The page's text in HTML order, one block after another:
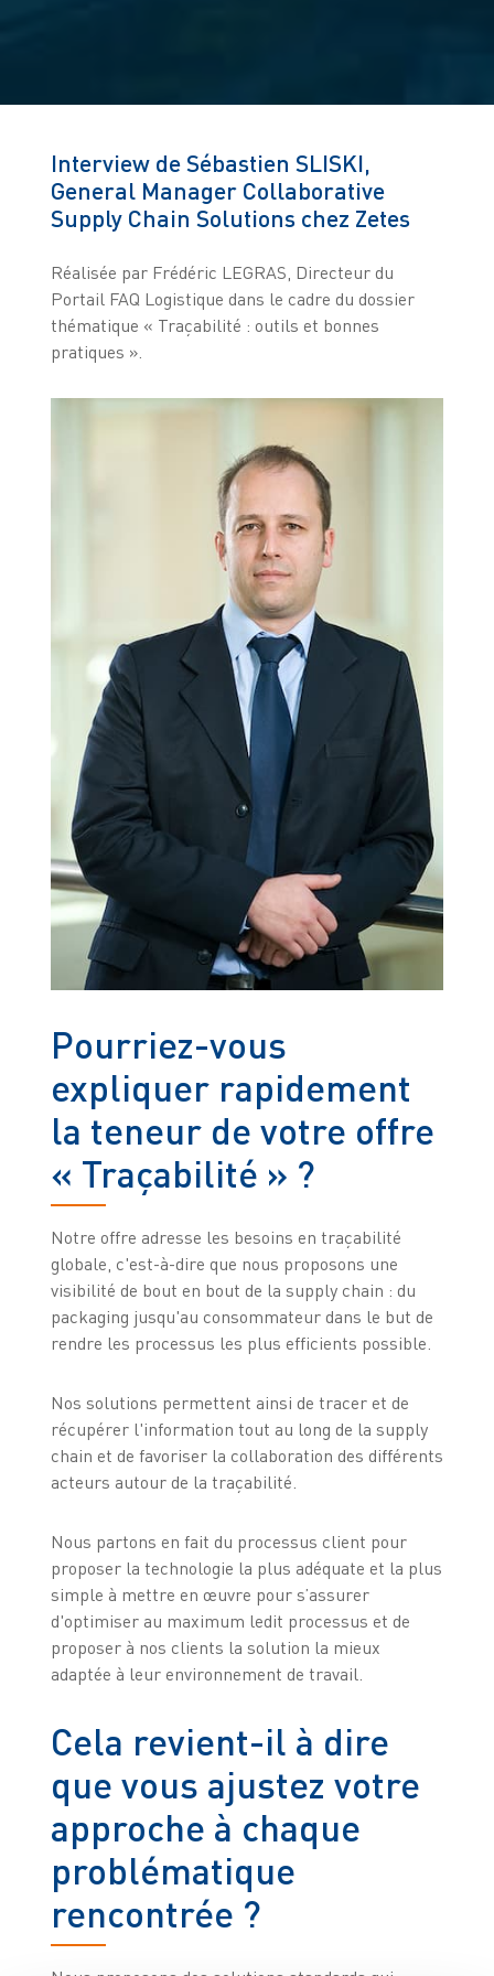
Interview de Sébastien SLISKI,
General Manager Collaborative
Supply Chain Solutions chez Zetes
Réalisée par Frédéric LEGRAS, Directeur du
Portail FAQ Logistique dans le cadre du dossier
thématique « Traçabilité : outils et bonnes
pratiques ».
Pourriez-vous
expliquer rapidement
la teneur de votre offre
« Traçabilité » ?
Notre offre adresse les besoins en traçabilité
globale, c'est-à-dire que nous proposons une
visibilité de bout en bout de la supply chain : du
packaging jusqu'au consommateur dans le but de
rendre les processus les plus efficients possible.
Nos solutions permettent ainsi de tracer et de
récupérer l'information tout au long de la supply
chain et de favoriser la collaboration des différents
acteurs autour de la traçabilité.
Nous partons en fait du processus client pour
proposer la technologie la plus adéquate et la plus
simple à mettre en œuvre pour s’assurer
d'optimiser au maximum ledit processus et de
proposer à nos clients la solution la mieux
adaptée à leur environnement de travail.
Cela revient-il à dire
que vous ajustez votre
approche à chaque
problématique
rencontrée ?